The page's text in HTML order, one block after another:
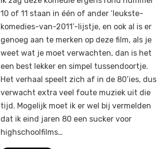
Take
Home
Tonight
(2011)
10 of 11 staan in één of ander ‘leukste-
komedies-van-2011’-lijstje, en ook al is er
genoeg aan te merken op deze film, als je
weet wat je moet verwachten, dan is het
een best lekker en simpel tussendoortje.
Het verhaal speelt zich af in de 80’ies, dus
verwacht extra veel foute muziek uit die
tijd. Mogelijk moet ik er wel bij vermelden
dat ik eind jaren 80 een sucker voor
highschoolfilms…